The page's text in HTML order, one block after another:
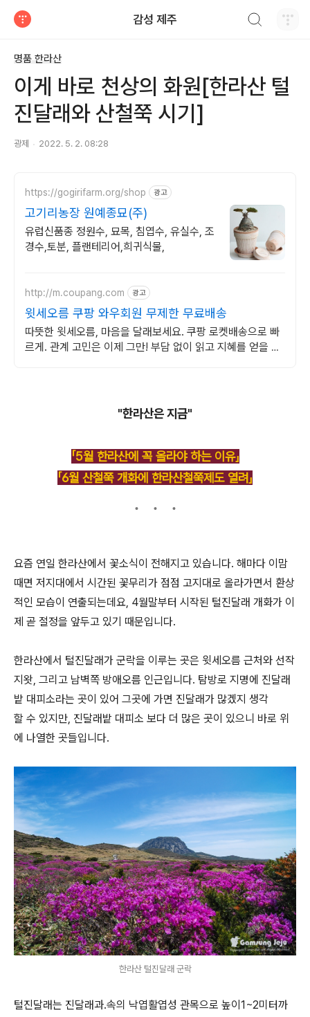
감성 제주
명품 한라산
이게 바로 천상의 화원[한라산 털
진달래와 산철쭉 시기]
광제 2022. 5. 2. 08:28
https://gogirifarm.org/shop 광고
고기리농장 원예종묘(주)
유럽신품종 정원수, 묘목, 침엽수, 유실수, 조
경수,토분, 플랜테리어,희귀식물,
http://m.coupang.com 광고
윗세오름 쿠팡 와우회원 무제한 무료배송
따뜻한 윗세오름, 마음을 달래보세요. 쿠팡 로켓배송으로 빠
르게. 관계 고민은 이제 그만! 부담 없이 읽고 지혜를 얻을 수
"한라산은 지금"
「5월 한라산에 꼭 올라야 하는 이유」
「6월 산철쭉 개화에 한라산철쭉제도 열려」
요즘 연일 한라산에서 꽃소식이 전해지고 있습니다. 해마다 이맘
때면 저지대에서 시간된 꽃무리가 점점 고지대로 올라가면서 환상
적인 모습이 연출되는데요, 4월말부터 시작된 털진달래 개화가 이
제 곧 절정을 앞두고 있기 때문입니다.
한라산에서 털진달래가 군락을 이루는 곳은 윗세오름 근처와 선작
지왓, 그리고 남벽쪽 방애오름 인근입니다. 탐방로 지명에 진달래
밭 대피소라는 곳이 있어 그곳에 가면 진달래가 많겠지 생각
할 수 있지만, 진달래밭 대피소 보다 더 많은 곳이 있으니 바로 위
에 나열한 곳들입니다.
한라산 털진달래 군락
털진달래는 진달래과.속의 낙엽활엽성 관목으로 높이1~2미터까